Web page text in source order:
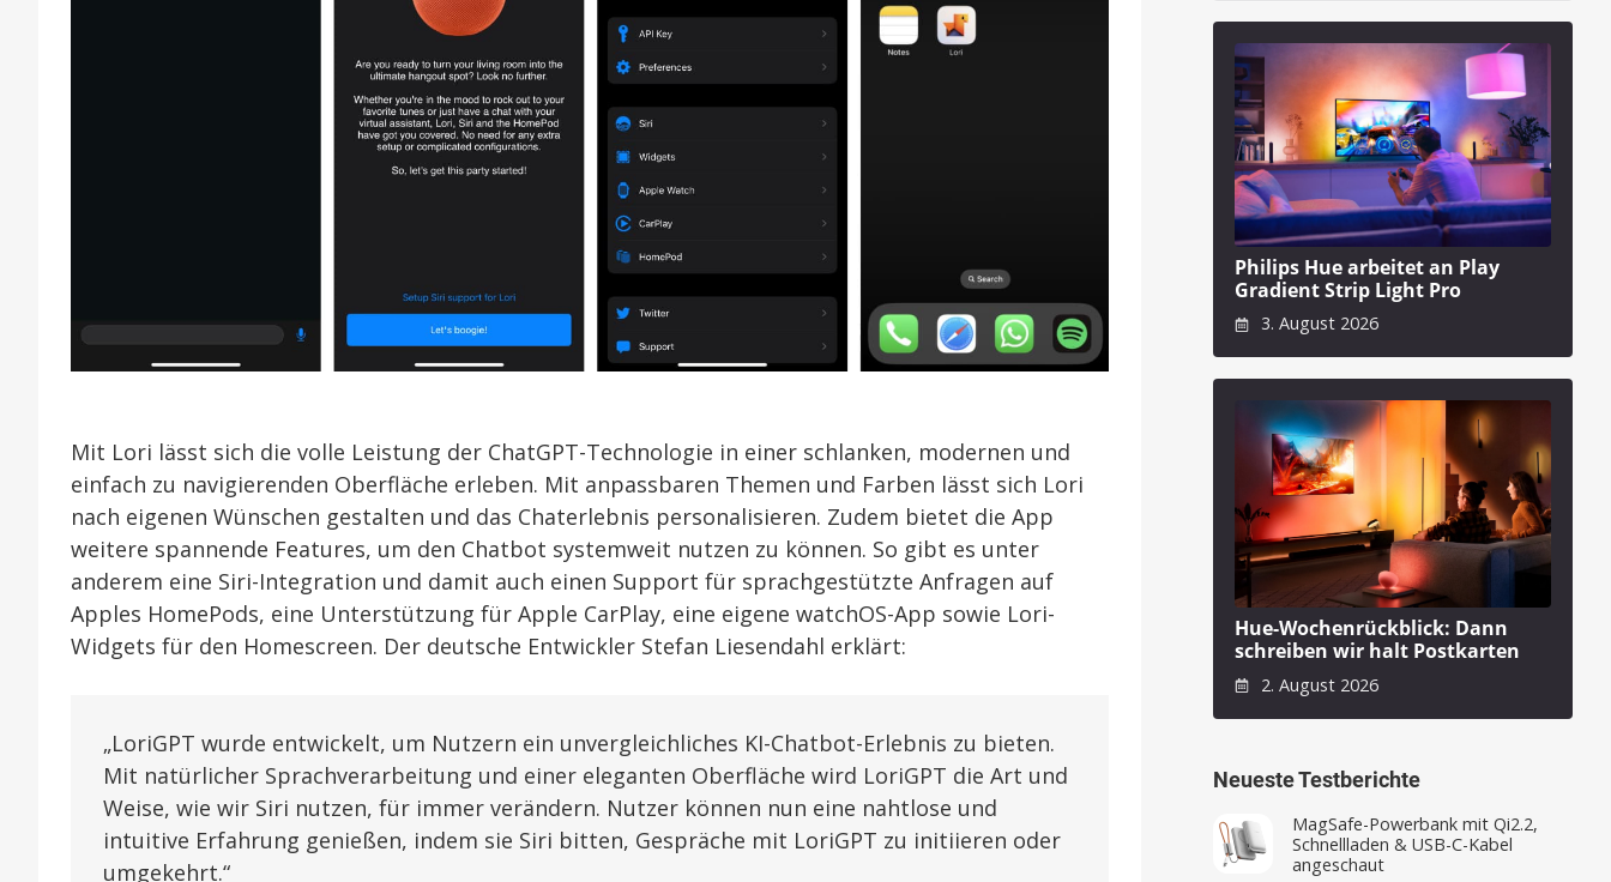
Mit Lori lässt sich die volle Leistung der ChatGPT-Technologie in einer schlanken, modernen und
einfach zu navigierenden Oberfläche erleben. Mit anpassbaren Themen und Farben lässt sich Lori
nach eigenen Wünschen gestalten und das Chaterlebnis personalisieren. Zudem bietet die App
weitere spannende Features, um den Chatbot systemweit nutzen zu können. So gibt es unter
anderem eine Siri-Integration und damit auch einen Support für sprachgestützte Anfragen auf
Apples HomePods, eine Unterstützung für Apple CarPlay, eine eigene watchOS-App sowie Lori-
Widgets für den Homescreen. Der deutsche Entwickler Stefan Liesendahl erklärt:
„LoriGPT wurde entwickelt, um Nutzern ein unvergleichliches KI-Chatbot-Erlebnis zu bieten.
Mit natürlicher Sprachverarbeitung und einer eleganten Oberfläche wird LoriGPT die Art und
Weise, wie wir Siri nutzen, für immer verändern. Nutzer können nun eine nahtlose und
intuitive Erfahrung genießen, indem sie Siri bitten, Gespräche mit LoriGPT zu initiieren oder
umgekehrt.“
Philips Hue arbeitet an Play
Gradient Strip Light Pro
3. August 2026
Hue-Wochenrückblick: Dann
schreiben wir halt Postkarten
2. August 2026
Neueste Testberichte
MagSafe-Powerbank mit Qi2.2,
Schnellladen & USB-C-Kabel
angeschaut